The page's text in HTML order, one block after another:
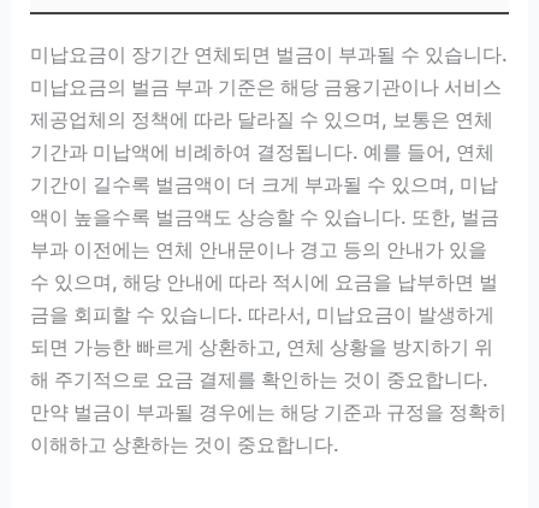
미납요금이 장기간 연체되면 벌금이 부과될 수 있습니다.
미납요금의 벌금 부과 기준은 해당 금융기관이나 서비스
제공업체의 정책에 따라 달라질 수 있으며, 보통은 연체
기간과 미납액에 비례하여 결정됩니다. 예를 들어, 연체
기간이 길수록 벌금액이 더 크게 부과될 수 있으며, 미납
액이 높을수록 벌금액도 상승할 수 있습니다. 또한, 벌금
부과 이전에는 연체 안내문이나 경고 등의 안내가 있을
수 있으며, 해당 안내에 따라 적시에 요금을 납부하면 벌
금을 회피할 수 있습니다. 따라서, 미납요금이 발생하게
되면 가능한 빠르게 상환하고, 연체 상황을 방지하기 위
해 주기적으로 요금 결제를 확인하는 것이 중요합니다.
만약 벌금이 부과될 경우에는 해당 기준과 규정을 정확히
이해하고 상환하는 것이 중요합니다.